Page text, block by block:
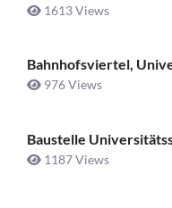
1613 Views
Bahnhofsviertel,
976 Views
Baustelle
1187 Views